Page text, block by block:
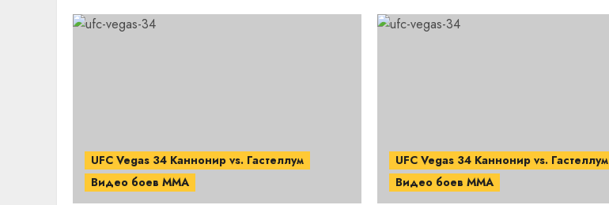
UFC Vegas 34 Каннонир vs. Гастеллум
Видео боев MMA
UFC Vegas 34 Каннонир vs. Гастеллум
Видео боев MMA